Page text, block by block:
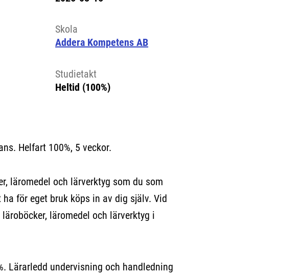
Skola
Addera Kompetens AB
Studietakt
Heltid (100%)
Helfart 100%, 5 veckor.
läromedel och lärverktyg som du som
för eget bruk köps in av dig själv. Vid
läromedel och lärverktyg i
Lärarledd undervisning och handledning